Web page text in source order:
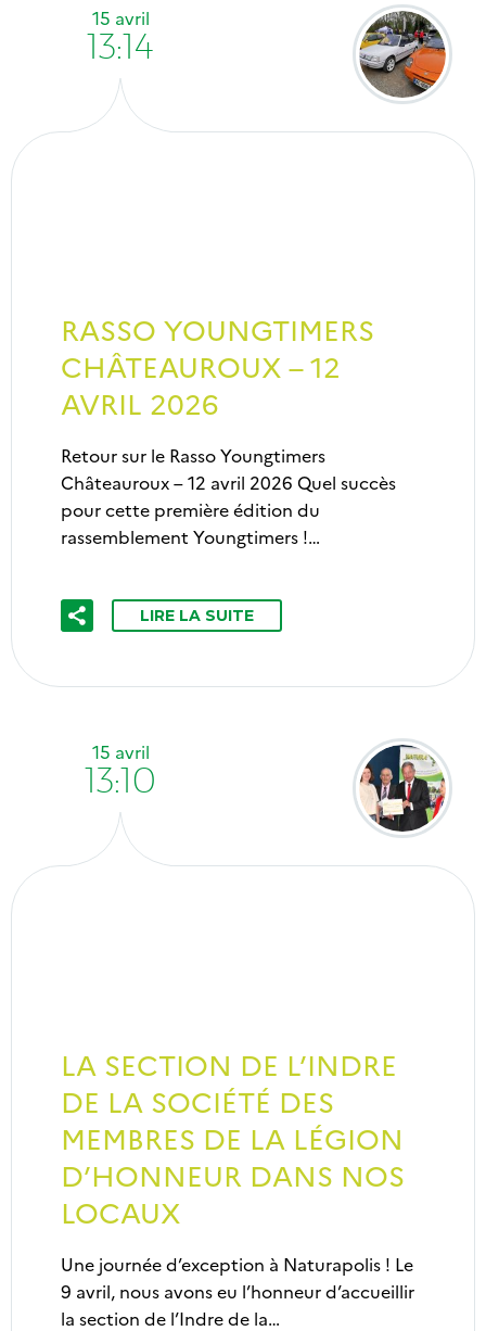
15 avril
13:14
RASSO YOUNGTIMERS
CHÂTEAUROUX – 12
AVRIL 2026
Retour sur le Rasso Youngtimers
Châteauroux – 12 avril 2026 Quel succès
pour cette première édition du
rassemblement Youngtimers !…
LIRE LA SUITE
15 avril
13:10
LA SECTION DE L’INDRE
DE LA SOCIÉTÉ DES
MEMBRES DE LA LÉGION
D’HONNEUR DANS NOS
LOCAUX
Une journée d’exception à Naturapolis ! Le
9 avril, nous avons eu l’honneur d’accueillir
la section de l’Indre de la…